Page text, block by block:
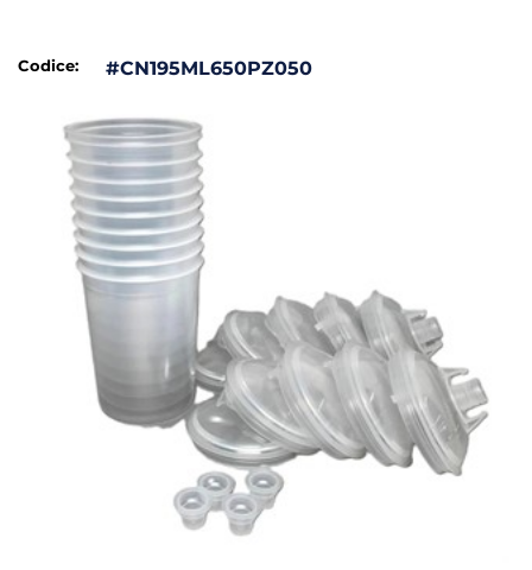
Codice: #CN195ML650PZ050